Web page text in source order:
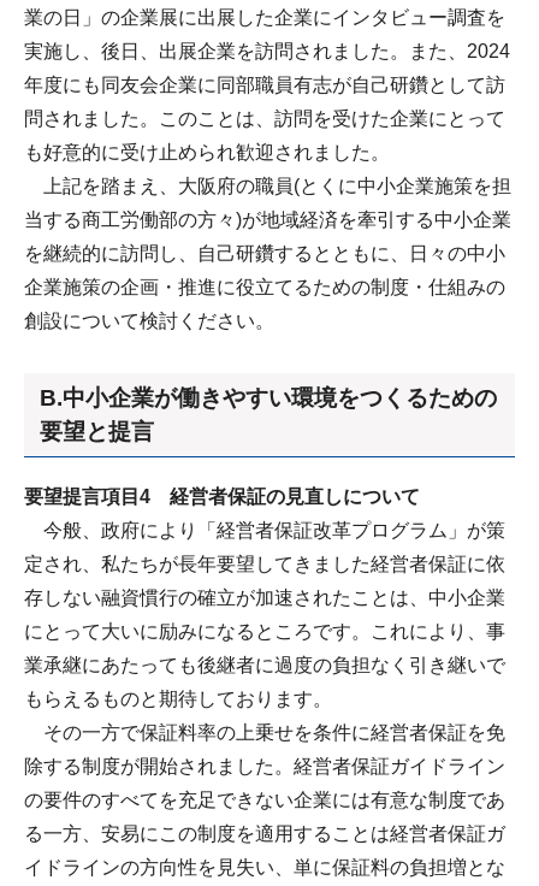
業の日」の企業展に出展した企業にインタビュー調査を
実施し、後日、出展企業を訪問されました。また、2024
年度にも同友会企業に同部職員有志が自己研鑽として訪
問されました。このことは、訪問を受けた企業にとって
も好意的に受け止められ歓迎されました。
上記を踏まえ、大阪府の職員(とくに中小企業施策を担
当する商工労働部の方々)が地域経済を牽引する中小企業
を継続的に訪問し、自己研鑽するとともに、日々の中小
企業施策の企画・推進に役立てるための制度・仕組みの
創設について検討ください。
B.中小企業が働きやすい環境をつくるための
要望と提言
要望提言項目4 経営者保証の見直しについて
今般、政府により「経営者保証改革プログラム」が策
定され、私たちが長年要望してきました経営者保証に依
存しない融資慣行の確立が加速されたことは、中小企業
にとって大いに励みになるところです。これにより、事
業承継にあたっても後継者に過度の負担なく引き継いで
もらえるものと期待しております。
その一方で保証料率の上乗せを条件に経営者保証を免
除する制度が開始されました。経営者保証ガイドライン
の要件のすべてを充足できない企業には有意な制度であ
る一方、安易にこの制度を適用することは経営者保証ガ
イドラインの方向性を見失い、単に保証料の負担増とな